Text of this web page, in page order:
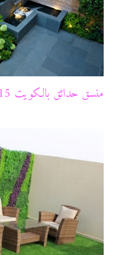
منسق حدائق بالكويت 60089115